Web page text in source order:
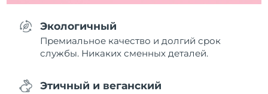
Экологичный
Премиальное качество и долгий срок
службы. Никаких сменных деталей.
Этичный и веганский